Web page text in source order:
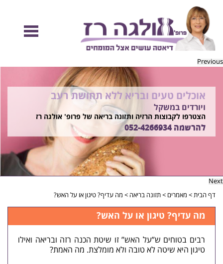
Previous
להיות מוכנות לקיץ הזה ולזה שאחריו!
בשיטת ד"ר אולגה רז
רוצים ללמוד איך?
התקשרו 052-4266934
אוכלים טעים ובריא ללא תחושת רעב
ויורדים במשקל
הצטרפו לקבוצות הרזיה ותזונה בריאה של פרופ' אולגה רז
להרשמה052-4266934
Next
דף הבית> מאמרים >תזונה בריאה > מה עדיף? טיגון או על האש?
מה עדיף? טיגון או על האש?
רבים בטוחים ש”על האש” זו שיטת הכנה רזה ובריאה ואילו
טיגון היא שיטה לא טובה ולא מומלצת. מה האמת?